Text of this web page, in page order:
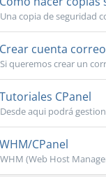
Una copia de seguridad
cuenta correo
Si queremos crear un
CPanel
Desde aqui podrá
CPanel
WHM (Web Host